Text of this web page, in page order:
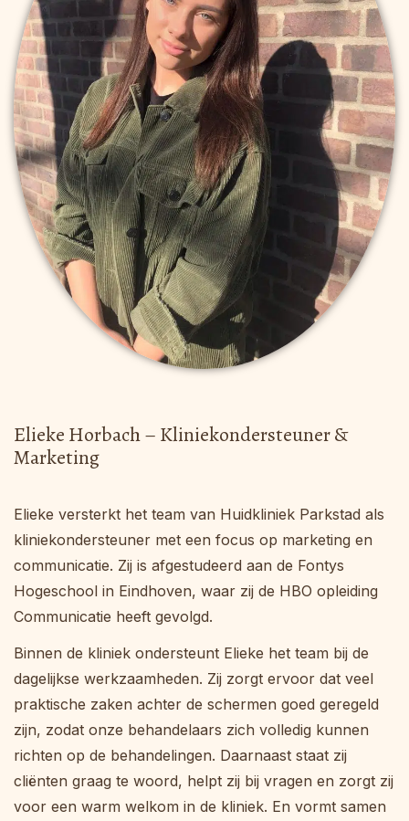
Elieke Horbach – Kliniekondersteuner &
Marketing
Elieke versterkt het team van Huidkliniek Parkstad als
kliniekondersteuner met een focus op marketing en
communicatie. Zij is afgestudeerd aan de Fontys
Hogeschool in Eindhoven, waar zij de HBO opleiding
Communicatie heeft gevolgd.
Binnen de kliniek ondersteunt Elieke het team bij de
dagelijkse werkzaamheden. Zij zorgt ervoor dat veel
praktische zaken achter de schermen goed geregeld
zijn, zodat onze behandelaars zich volledig kunnen
richten op de behandelingen. Daarnaast staat zij
cliënten graag te woord, helpt zij bij vragen en zorgt zij
voor een warm welkom in de kliniek. En vormt samen